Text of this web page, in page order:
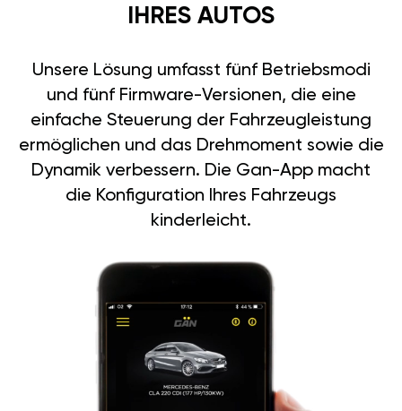
IHRES AUTOS
Unsere Lösung umfasst fünf Betriebsmodi
und fünf Firmware-Versionen, die eine
einfache Steuerung der Fahrzeugleistung
ermöglichen und das Drehmoment sowie die
Dynamik verbessern. Die Gan-App macht
die Konfiguration Ihres Fahrzeugs
kinderleicht.